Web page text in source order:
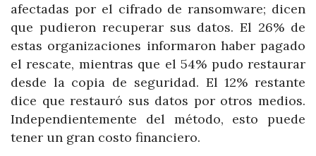
afectadas por el cifrado de ransomware; dicen
que pudieron recuperar sus datos. El 26% de
estas organizaciones informaron haber pagado
el rescate, mientras que el 54% pudo restaurar
desde la copia de seguridad. El 12% restante
dice que restauró sus datos por otros medios.
Independientemente del método, esto puede
tener un gran costo financiero.